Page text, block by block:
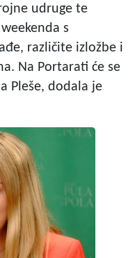
udruge te
s
različite izložbe i
Na Portarati će se
Pleše, dodala je